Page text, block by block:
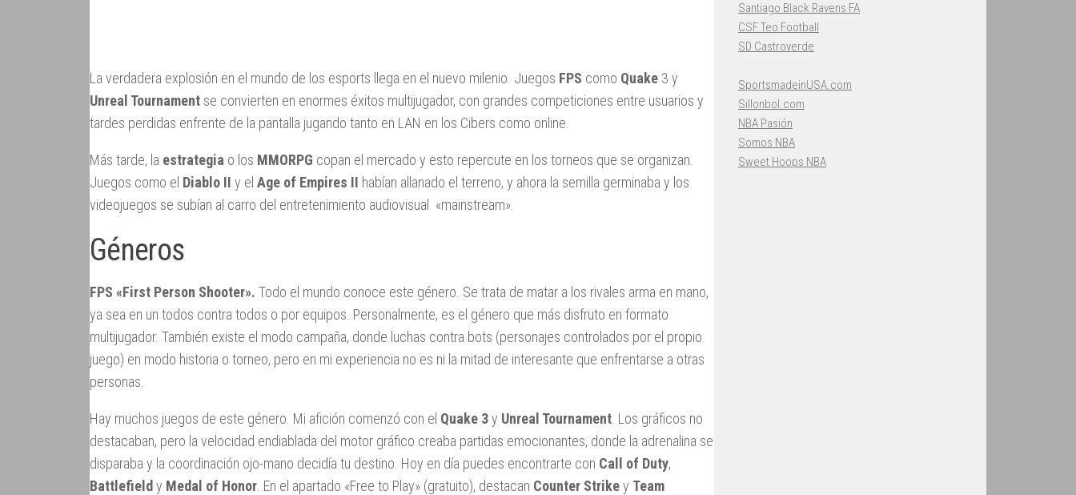
La verdadera explosión en el mundo de los esports llega en el nuevo milenio. Juegos FPS como Quake 3 y
Unreal Tournament se convierten en enormes éxitos multijugador, con grandes competiciones entre usuarios y
tardes perdidas enfrente de la pantalla jugando tanto en LAN en los Cibers como online.
Más tarde, la estrategia o los MMORPG copan el mercado y esto repercute en los torneos que se organizan.
Juegos como el Diablo II y el Age of Empires II habían allanado el terreno, y ahora la semilla germinaba y los
videojuegos se subían al carro del entretenimiento audiovisual «mainstream».
Géneros
FPS «First Person Shooter». Todo el mundo conoce este género. Se trata de matar a los rivales arma en mano,
ya sea en un todos contra todos o por equipos. Personalmente, es el género que más disfruto en formato
multijugador. También existe el modo campaña, donde luchas contra bots (personajes controlados por el propio
juego) en modo historia o torneo, pero en mi experiencia no es ni la mitad de interesante que enfrentarse a otras
personas.
Hay muchos juegos de este género. Mi afición comenzó con el Quake 3y Unreal Tournament . Los gráficos no
destacaban, pero la velocidad endiablada del motor gráfico creaba partidas emocionantes, donde la adrenalina se
disparaba y la coordinación ojo-mano decidía tu destino. Hoy en día puedes encontrarte con Call of Duty,
Battlefieldy Medal of Honor . En el apartado «Free to Play» (gratuito), destacan Counter Strikey Team
Santiago Black Ravens FA
CSF Teo Football
SD Castroverde
SportsmadeinUSA.com
Sillonbol.com
NBA Pasión
Somos NBA
Sweet Hoops NBA